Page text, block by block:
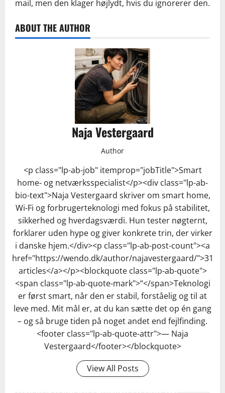
mail, men den klager højlydt, hvis du ignorerer den.
ABOUT THE AUTHOR
Naja Vestergaard
Author
<p class="lp-ab-job" itemprop="jobTitle">Smart
home- og netværksspecialist</p><div class="lp-ab-
bio-text">Naja Vestergaard skriver om smart home,
Wi‑Fi og forbrugerteknologi med fokus på stabilitet,
sikkerhed og hverdagsværdi. Hun tester nøgternt,
forklarer uden hype og giver konkrete trin, der virker
i danske hjem.</div><p class="lp-ab-post-count"><a
href="https://wendo.dk/author/najavestergaard/">31
articles</a></p><blockquote class="lp-ab-quote">
<span class="lp-ab-quote-mark">“</span>Teknologi
er først smart, når den er stabil, forståelig og til at
leve med. Mit mål er, at du kan sætte det op én gang
– og så bruge tiden på noget andet end fejlfinding.
<footer class="lp-ab-quote-attr">— Naja
Vestergaard</footer></blockquote>
View All Posts